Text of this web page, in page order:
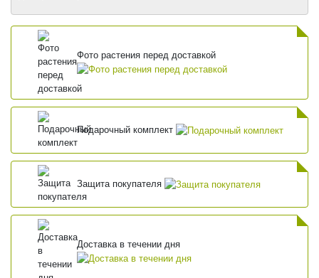
Фото растения перед доставкой
Подарочный комплект
Защита покупателя
Доставка в течении дня